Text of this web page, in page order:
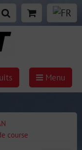
Menu
course